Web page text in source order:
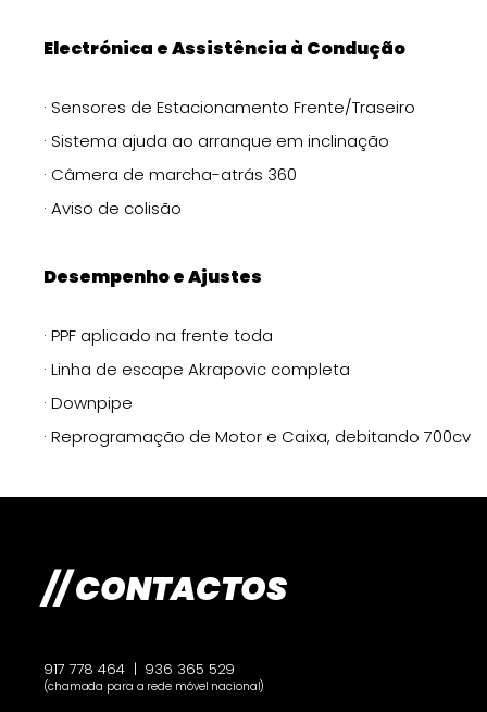
Electrónica e Assistência à Condução
· Sensores de Estacionamento Frente/Traseiro
· Sistema ajuda ao arranque em inclinação
· Câmera de marcha-atrás 360
· Aviso de colisão
Desempenho e Ajustes
· PPF aplicado na frente toda
· Linha de escape Akrapovic completa
· Downpipe
· Reprogramação de Motor e Caixa, debitando 700cv
// CONTACTOS
917 778 464| 936 365 529
(chamada para a rede móvel nacional)